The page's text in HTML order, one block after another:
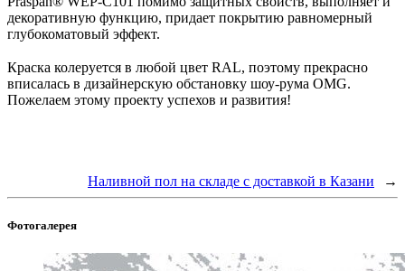
декоративную функцию, придает покрытию равномерный
глубокоматовый эффект.
Краска колеруется в любой цвет RAL, поэтому прекрасно
вписалась в дизайнерскую обстановку шоу-рума OMG.
Пожелаем этому проекту успехов и развития!
Наливной пол на складе с доставкой в Казани →
Фотогалерея